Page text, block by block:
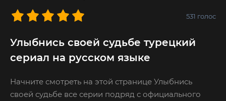
531 голос
Улыбнись своей судьбе турецкий
сериал на русском языке
Начните смотреть на этой странице Улыбнись
своей судьбе все серии подряд с официального